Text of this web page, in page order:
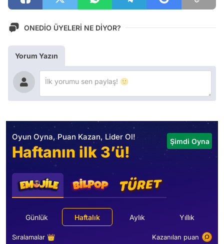
ONEDİO ÜYELERİ NE DİYOR?
Yorum Yazın
Oyun Oyna, Puan Kazan, Lider Ol!
Haftanın ilk 3’ü!
Şimdi Oyna
Günlük Haftalık Aylık Yıllık
Sıralamalar 👑 Kazanılan puan